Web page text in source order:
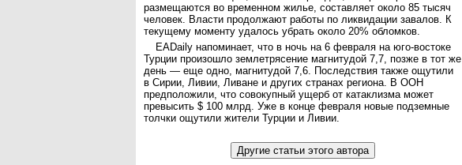
размещаются во временном жилье, составляет около 85 тысяч
человек. Власти продолжают работы по ликвидации завалов. К
текущему моменту удалось убрать около 20% обломков.
EADaily напоминает, что в ночь на 6 февраля на юго-востоке
Турции произошло землетрясение магнитудой 7,7, позже в тот же
день — еще одно, магнитудой 7,6. Последствия также ощутили
в Сирии, Ливии, Ливане и других странах региона. В ООН
предположили, что совокупный ущерб от катаклизма может
превысить $ 100 млрд. Уже в конце февраля новые подземные
толчки ощутили жители Турции и Ливии.